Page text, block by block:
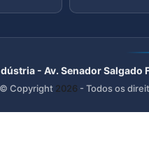
- Av. Senador
© Copyright 2026 - Todos os